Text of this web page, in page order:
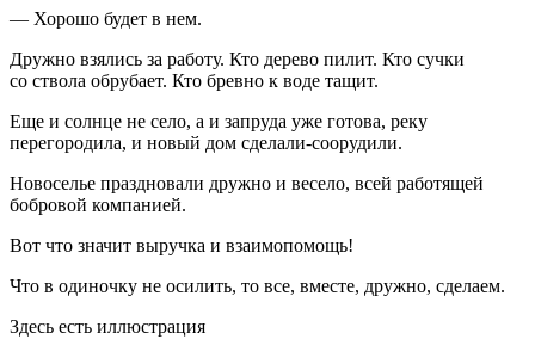
— Хорошо будет в нем.
Дружно взялись за работу. Кто дерево пилит. Кто сучки
со ствола обрубает. Кто бревно к воде тащит.
Еще и солнце не село, а и запруда уже готова, реку
перегородила, и новый дом сделали-соорудили.
Новоселье праздновали дружно и весело, всей работящей
бобровой компанией.
Вот что значит выручка и взаимопомощь!
Что в одиночку не осилить, то все, вместе, дружно, сделаем.
Здесь есть иллюстрация